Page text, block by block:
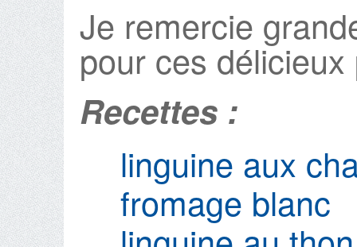
Je remercie
pour ces
Recettes :
linguine aux
fromage blanc